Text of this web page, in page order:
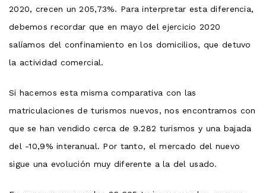
2020, crecen un 205,73%. Para interpretar esta diferencia,
debemos recordar que en mayo del ejercicio 2020
salíamos del confinamiento en los domicilios, que detuvo
la actividad comercial.
Si hacemos esta misma comparativa con las
matriculaciones de turismos nuevos, nos encontramos con
que se han vendido cerca de 9.282 turismos y una bajada
del -10,9% interanual. Por tanto, el mercado del nuevo
sigue una evolución muy diferente a la del usado.